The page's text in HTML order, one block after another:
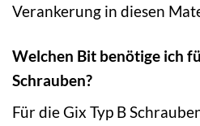
Verankerung in diesen
Welchen Bit benötige ich
Schrauben?
Für die Gix Typ B